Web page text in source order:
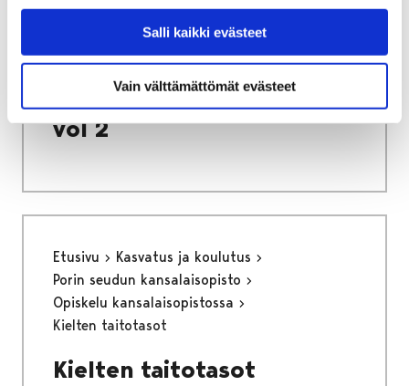
Salli kaikki evästeet
Vain välttämättömät evästeet
Harrastamisen Porin malli
Porin mallin värityskirja
vol 2
Etusivu
Kasvatus ja koulutus
Porin seudun kansalaisopisto
Opiskelu kansalaisopistossa
Kielten taitotasot
Kielten taitotasot